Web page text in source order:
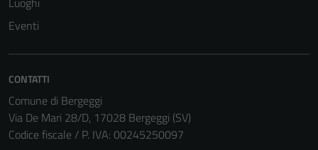
Eventi
CONTATTI
Comune di Bergeggi
Via De Mari 28/D, 17028 Bergeggi (SV)
Codice fiscale / P. IVA: 00245250097